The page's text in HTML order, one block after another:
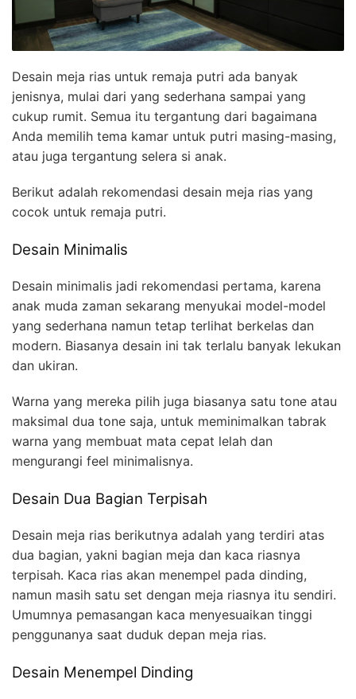
Desain meja rias untuk remaja putri ada banyak
jenisnya, mulai dari yang sederhana sampai yang
cukup rumit. Semua itu tergantung dari bagaimana
Anda memilih tema kamar untuk putri masing-masing,
atau juga tergantung selera si anak.
Berikut adalah rekomendasi desain meja rias yang
cocok untuk remaja putri.
Desain Minimalis
Desain minimalis jadi rekomendasi pertama, karena
anak muda zaman sekarang menyukai model-model
yang sederhana namun tetap terlihat berkelas dan
modern. Biasanya desain ini tak terlalu banyak lekukan
dan ukiran.
Warna yang mereka pilih juga biasanya satu tone atau
maksimal dua tone saja, untuk meminimalkan tabrak
warna yang membuat mata cepat lelah dan
mengurangi feel minimalisnya.
Desain Dua Bagian Terpisah
Desain meja rias berikutnya adalah yang terdiri atas
dua bagian, yakni bagian meja dan kaca riasnya
terpisah. Kaca rias akan menempel pada dinding,
namun masih satu set dengan meja riasnya itu sendiri.
Umumnya pemasangan kaca menyesuaikan tinggi
penggunanya saat duduk depan meja rias.
Desain Menempel Dinding